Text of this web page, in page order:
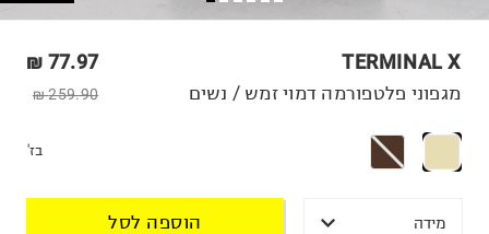
TERMINAL X
77.97 ₪
259.90 ₪ מגפוני פלטפורמה דמוי זמש / נשים
בז'
מידה הוספה לסל